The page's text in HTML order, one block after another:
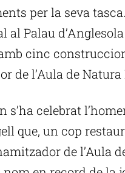
per la seva
al Palau
cinc
de l’Aula de
s’ha celebrat
que, un cop
de l’Aula